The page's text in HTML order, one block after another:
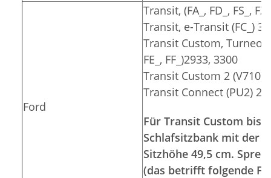
Ford
Transit, (FA_, FD_, FS_,
Transit, e-Transit (FC_)
Transit Custom, Turneo
FE_, FF_)2933, 3300
Transit Custom 2 (V710)
Transit Connect (PU2)
Für Transit Custom bis
Schlafsitzbank mit der
Sitzhöhe 49,5 cm.
(das betrifft folgende